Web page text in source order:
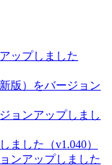
ップしました
版）をバージョン
ョンアップしまし
ました（v1.040）
ンアップしました